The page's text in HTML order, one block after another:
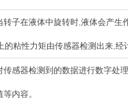
子在液体中旋转时,液体会产生
粘性力矩由传感器检测出来,经
感器检测到的数据进行数字处
内容。